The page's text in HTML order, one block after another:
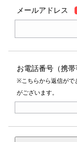
メールアドレス
お電話番号（携帯
※こちらから返信がで
がございます。